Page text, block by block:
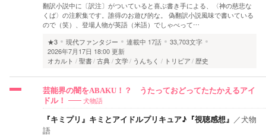
翻訳小説中に〔訳注〕がついていると喜ぶ書き手による、〈神の慈悲な
くば〉の注釈集です。誰得のお遊び的な。 偽翻訳小説風味で書いている
ので（笑）、登場人物が英語（米語）でしゃべって…
★3
現代ファンタジー 連載中 17話
33,703文字
2026年7月17日 18:00 更新
オカルト
聖書 古典 文学 うんちく トリビア 歴史
芸能界の闇をABAKU！？ うたっておどってたたかえるアイ
ドル！
犬物語
『キミプリ』キミとアイドルプリキュア♪『視聴感想』 ／犬物
語